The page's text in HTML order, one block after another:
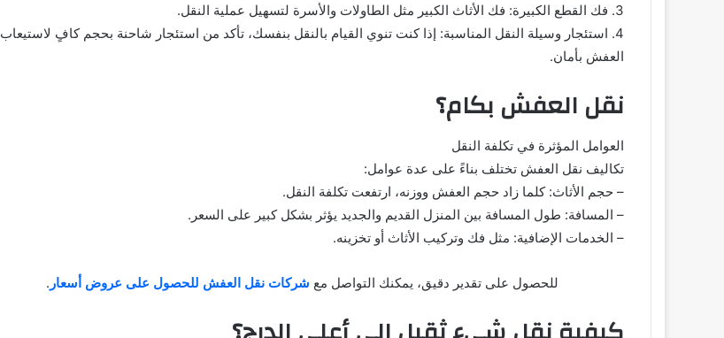
3. فك القطع الكبيرة: فك الأثاث الكبير مثل الطاولات والأسرة لتسهيل عملية النقل.
4. استئجار وسيلة النقل المناسبة: إذا كنت تنوي القيام بالنقل بنفسك، تأكد من استئجار شاحنة بحجم كافٍ لاستيعاب
العفش بأمان.
نقل العفش بكام؟
العوامل المؤثرة في تكلفة النقل
تكاليف نقل العفش تختلف بناءً على عدة عوامل:
– حجم الأثاث: كلما زاد حجم العفش ووزنه، ارتفعت تكلفة النقل.
– المسافة: طول المسافة بين المنزل القديم والجديد يؤثر بشكل كبير على السعر.
– الخدمات الإضافية: مثل فك وتركيب الأثاث أو تخزينه.
للحصول على تقدير دقيق، يمكنك التواصل مع شركات نقل العفش للحصول على عروض أسعار .